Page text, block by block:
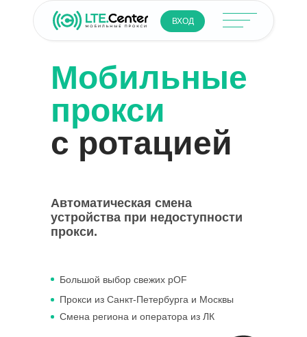
ВХОД
Мобильные
прокси
с ротацией
Автоматическая смена
устройства при недоступности
прокси.
Большой выбор свежих pOF
Прокси из Санкт-Петербурга и Москвы
Смена региона и оператора из ЛК